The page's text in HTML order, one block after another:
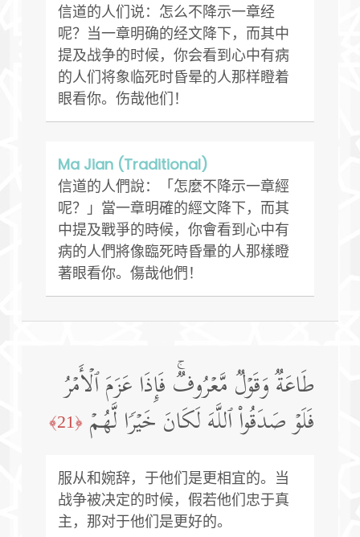
信道的人们说：怎么不降示一章经
呢？当一章明确的经文降下，而其中
提及战争的时候，你会看到心中有病
的人们将象临死时昏晕的人那样瞪着
眼看你。伤哉他们！
Ma Jian (Traditional)
信道的人們說：「怎麼不降示一章經
呢？」當一章明確的經文降下，而其
中提及戰爭的時候，你會看到心中有
病的人們將像臨死時昏暈的人那樣瞪
著眼看你。傷哉他們！
طَاعَةࣱ وَقَوۡلࣱ مَّعۡرُوفࣱۚ فَإِذَا عَزَمَ ٱلۡأَمۡرُ
فَلَوۡ صَدَقُوا۟ ٱللَّهَ لَكَانَ خَیۡرࣰا لَّهُمۡ ﴿21﴾
服从和婉辞，于他们是更相宜的。当
战争被决定的时候，假若他们忠于真
主，那对于他们是更好的。